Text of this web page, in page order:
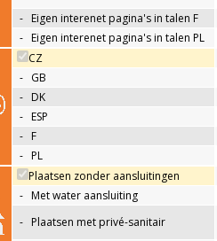
- Eigen interenet pagina's in talen F
- Eigen interenet pagina's in talen PL
CZ
- GB
- DK
- ESP
- F
- PL
Plaatsen zonder aansluitingen
- Met water aansluiting
- Plaatsen met privé-sanitair